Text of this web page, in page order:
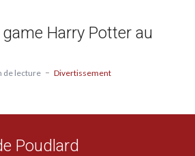
Harry Potter au
de lecture Divertissement
Poudlard